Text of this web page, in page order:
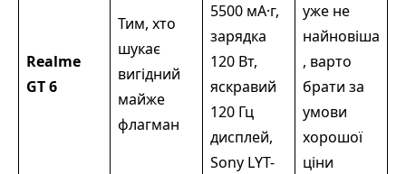
Realme
GT 6
Тим, хто
шукає
вигідний
майже
флагман
5500 мА·г,
зарядка
120 Вт,
яскравий
120 Гц
дисплей,
Sony LYT-
уже не
найновіша
, варто
брати за
умови
хорошої
ціни